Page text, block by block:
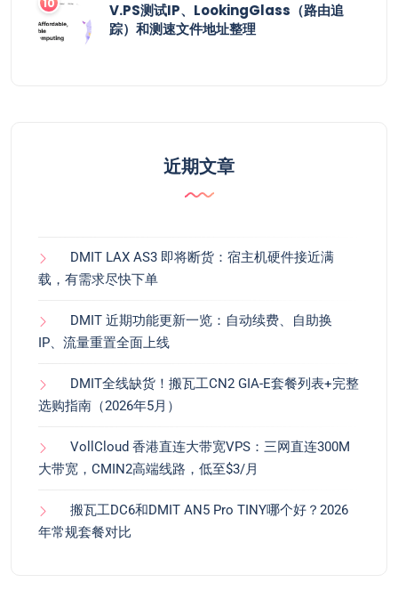
V.PS测试IP、LookingGlass（路由追
踪）和测速文件地址整理
近期文章
DMIT LAX AS3 即将断货：宿主机硬件接近满
载，有需求尽快下单
DMIT 近期功能更新一览：自动续费、自助换
IP、流量重置全面上线
DMIT全线缺货！搬瓦工CN2 GIA-E套餐列表+完整
选购指南（2026年5月）
VollCloud 香港直连大带宽VPS：三网直连300M
大带宽，CMIN2高端线路，低至$3/月
搬瓦工DC6和DMIT AN5 Pro TINY哪个好？2026
年常规套餐对比